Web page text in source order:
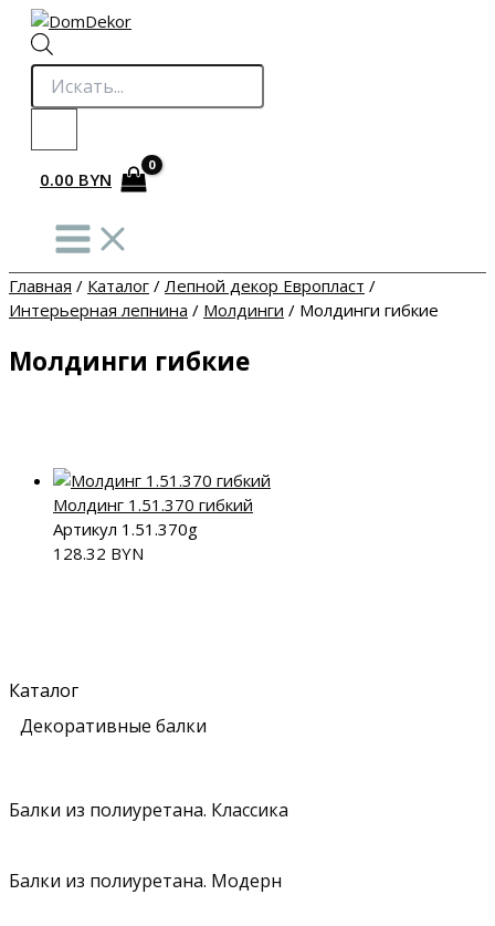
Перейти
содержимому
Поиск
товаров
0.00 BYN
Главная / Каталог / Лепной декор Европласт /
Интерьерная лепнина / Молдинги / Молдинги гибкие
Молдинги гибкие
Каталог
Декоративные балки
Балки из полиуретана. Классика
Балки из полиуретана. Модерн
Молдинг 1.51.370 гибкий
Артикул 1.51.370g
128.32 BYN